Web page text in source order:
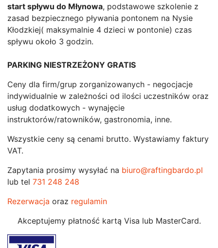
start spływu do Młynowa, podstawowe szkolenie z
zasad bezpiecznego pływania pontonem na Nysie
Kłodzkiej( maksymalnie 4 dzieci w pontonie) czas
spływu około 3 godzin.
PARKING NIESTRZEŻONY GRATIS
Ceny dla firm/grup zorganizowanych - negocjacje
indywidualnie w zależności od ilości uczestników oraz
usług dodatkowych - wynajęcie
instruktorów/ratowników, gastronomia, inne.
Wszystkie ceny są cenami brutto. Wystawiamy faktury
VAT.
Zapytania prosimy wysyłać na biuro@raftingbardo.pl
lub tel 731 248 248
Rezerwacja oraz regulamin
Akceptujemy płatność kartą Visa lub MasterCard.